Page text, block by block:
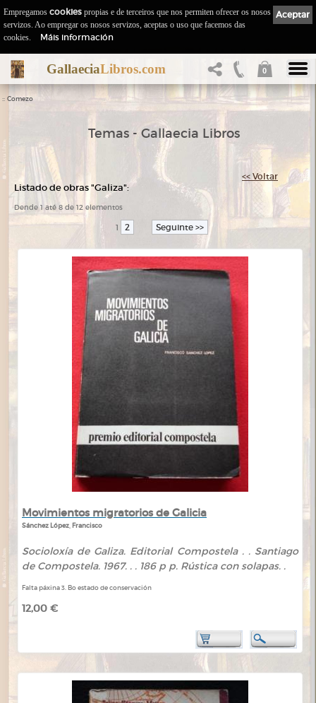
GallaeciaLibros.com 0
:: Comezo
Temas - Gallaecia Libros
<< Voltar
Listado de obras "Galiza":
Dende 1 até 8 de 12 elementos
1 2 Seguinte >>
Movimientos migratorios de Galicia
Sánchez López, Francisco
Socioloxía de Galiza. Editorial Compostela . . Santiago
de Compostela. 1967. . . 186 p p. Rústica con solapas. .
Falta páxina 3. Bo estado de conservación
12,00 €
Aceptar
Empregamos cookies propias e de terceiros que nos permiten ofrecer os nosos
servizos. Ao empregar os nosos servizos, aceptas o uso que facemos das
cookies.
Máis información